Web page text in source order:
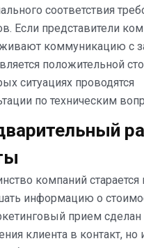
соответствия
Если представители
коммуникацию с
положительной
ситуациях проводятся
по техническим
компаний старается
информацию о
прием сделан
клиента в контакт, но